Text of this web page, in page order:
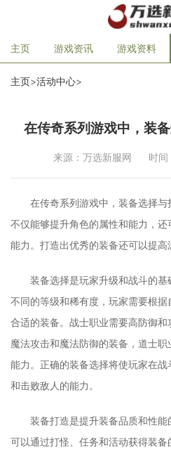
主页 游戏资讯 游戏资料
主页>活动中心>
在传奇系列游戏中，装
来源：万选新服网 时
在传奇系列游戏中，装备选择
不仅能够提升角色的属性和能力，
能力。打造出优秀的装备还可以提高
装备选择是玩家升级和战斗的
不同的等级和稀有度，玩家需要根
合适的装备。战士职业需要高防御
魔法攻击和魔法防御的装备，道士
能力。正确的装备选择将使玩家在
和击败敌人的能力。
装备打造是提升装备品质和性
可以通过打怪、任务和活动获得装